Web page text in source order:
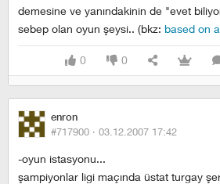
demesine ve yanındakinin de "evet
sebep olan oyun şeysi.. (bkz: based on
0 0
enron
#717900 · 03.12.2007 17:42
-oyun istasyonu...
şampiyonlar ligi maçında üstat turgay